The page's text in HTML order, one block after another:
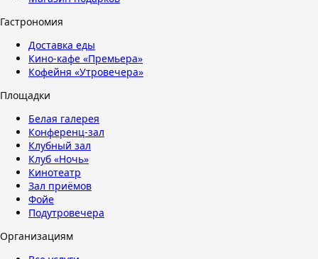
Гастрономия
Доставка еды
Кино-кафе «Премьера»
Кофейня «Утровечера»
Площадки
Белая галерея
Конференц-зал
Клубный зал
Клуб «Ночь»
Кинотеатр
Зал приёмов
Фойе
Подутровечера
Организациям